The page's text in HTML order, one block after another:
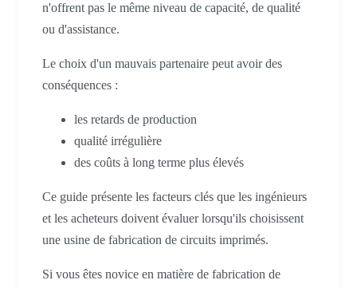
n'offrent pas le même niveau de capacité, de qualité
ou d'assistance.
Le choix d'un mauvais partenaire peut avoir des
conséquences :
les retards de production
qualité irrégulière
des coûts à long terme plus élevés
Ce guide présente les facteurs clés que les ingénieurs
et les acheteurs doivent évaluer lorsqu'ils choisissent
une usine de fabrication de circuits imprimés.
Si vous êtes novice en matière de fabrication de